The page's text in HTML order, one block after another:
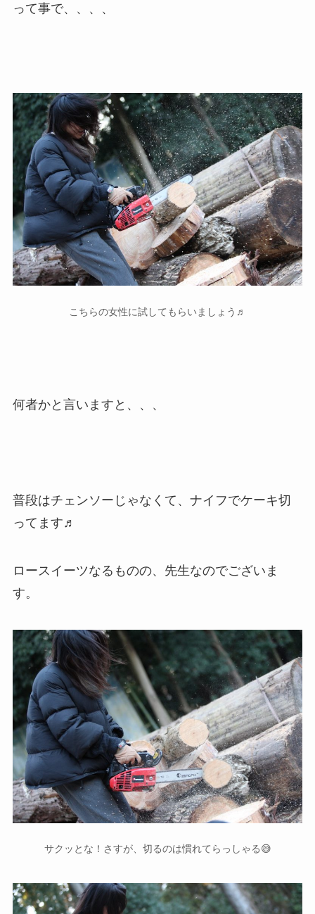
って事で、、、、
こちらの女性に試してもらいましょう♬
何者かと言いますと、、、
普段はチェンソーじゃなくて、ナイフでケーキ切
ってます♬
ロースイーツなるものの、先生なのでございま
す。
サクッとな！さすが、切るのは慣れてらっしゃる😅